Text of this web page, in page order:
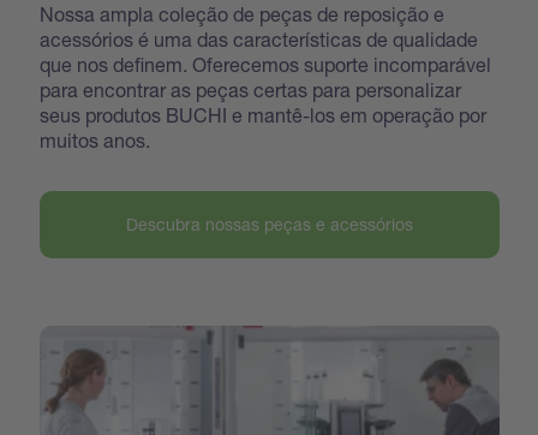
Nossa ampla coleção de peças de reposição e
acessórios é uma das características de qualidade
que nos definem. Oferecemos suporte incomparável
para encontrar as peças certas para personalizar
seus produtos BUCHI e mantê-los em operação por
muitos anos.
Descubra nossas peças e acessórios